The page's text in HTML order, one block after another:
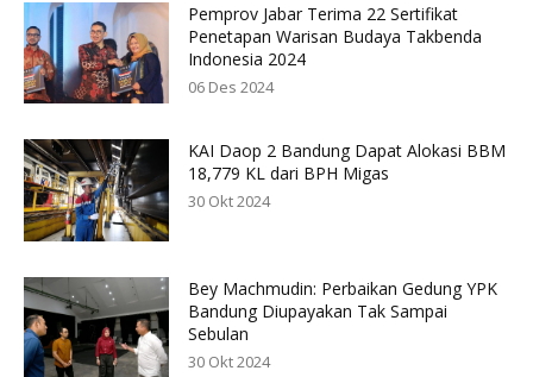
Pemprov Jabar Terima 22 Sertifikat
Penetapan Warisan Budaya Takbenda
Indonesia 2024
06 Des 2024
KAI Daop 2 Bandung Dapat Alokasi BBM
18,779 KL dari BPH Migas
30 Okt 2024
Bey Machmudin: Perbaikan Gedung YPK
Bandung Diupayakan Tak Sampai
Sebulan
30 Okt 2024